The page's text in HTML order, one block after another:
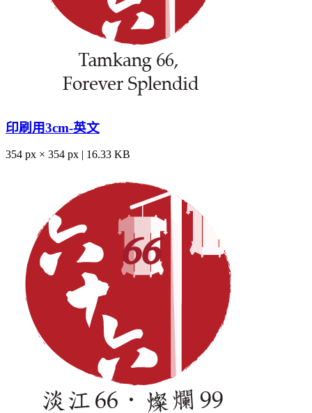
印刷用3cm-英文
354 px × 354 px | 16.33 KB